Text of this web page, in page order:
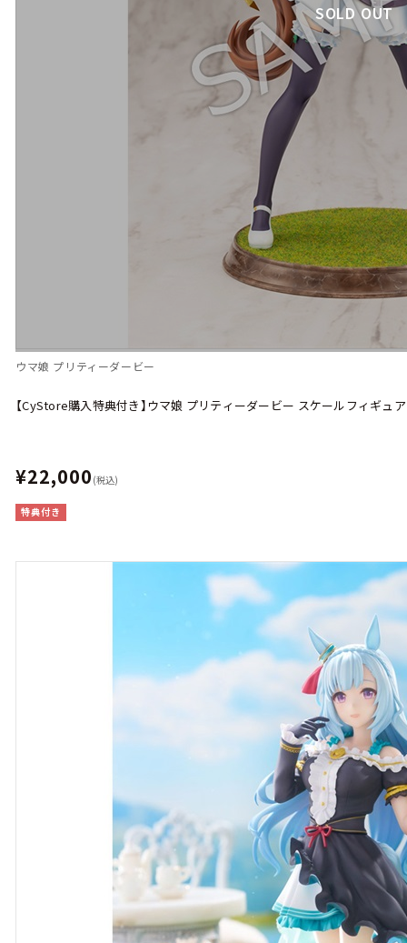
SOLD OUT
ウマ娘 プリティーダービー
【CyStore購入特典付き】ウマ娘 プリティーダービー スケールフィギュ
¥22,000 (税込)
特典付き